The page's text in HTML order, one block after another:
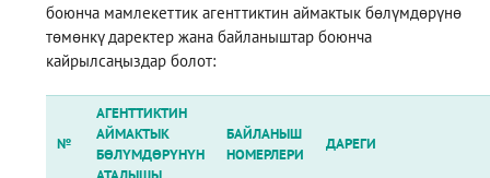
боюнча мамлекеттик агенттиктин аймактык бөлүмдөрүнө
төмөнкү даректер жана байланыштар боюнча
кайрылсаңыздар болот:
№
АГЕНТТИКТИН
АЙМАКТЫК
БӨЛҮМДӨРҮНҮН
БАЙЛАНЫШ
НОМЕРЛЕРИ
ДАРЕГИ